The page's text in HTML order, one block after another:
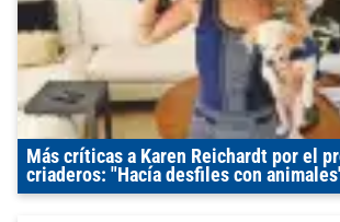
Más críticas a Karen Reichardt por el
criaderos: "Hacía desfiles con